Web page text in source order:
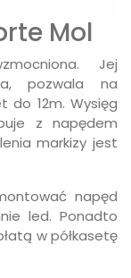
Mol
Jej
pozwala na
do 12m. Wysięg
z napędem
markizy jest
napęd
led. Ponadto
w półkasetę